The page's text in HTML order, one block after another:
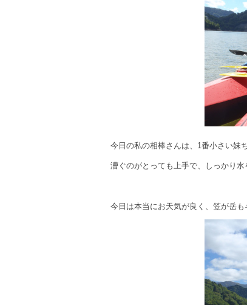
今日の私の相棒さんは、1番小さい妹
漕ぐのがとっても上手で、しっかり
今日は本当にお天気が良く、笠が岳も